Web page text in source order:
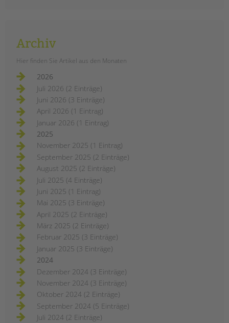
Neukölln. Neben einer offenen
Klassen gibt es auch eine feste
Mädchengruppe für die
Siebtklässlerinnen. Betreut wird die
Gruppe von Kristina Becker, die als
Schulsozialarbeiterin seit vier Jahren
für die tandem BTL an der Adolf-
Reichwein-Schule arbeitet.
weiterlesenmädchenarbeit
an
der
adolf-
reichwein-
schule
Archiv
Hier finden Sie Artikel aus den Monaten
2026
Juli 2026 (2 Einträge)
Juni 2026 (3 Einträge)
April 2026 (1 Eintrag)
Januar 2026 (1 Eintrag)
2025
November 2025 (1 Eintrag)
September 2025 (2 Einträge)
August 2025 (2 Einträge)
Juli 2025 (4 Einträge)
Juni 2025 (1 Eintrag)
Mai 2025 (3 Einträge)
April 2025 (2 Einträge)
März 2025 (2 Einträge)
Februar 2025 (3 Einträge)
Januar 2025 (3 Einträge)
2024
Dezember 2024 (3 Einträge)
November 2024 (3 Einträge)
Oktober 2024 (2 Einträge)
September 2024 (5 Einträge)
Juli 2024 (2 Einträge)